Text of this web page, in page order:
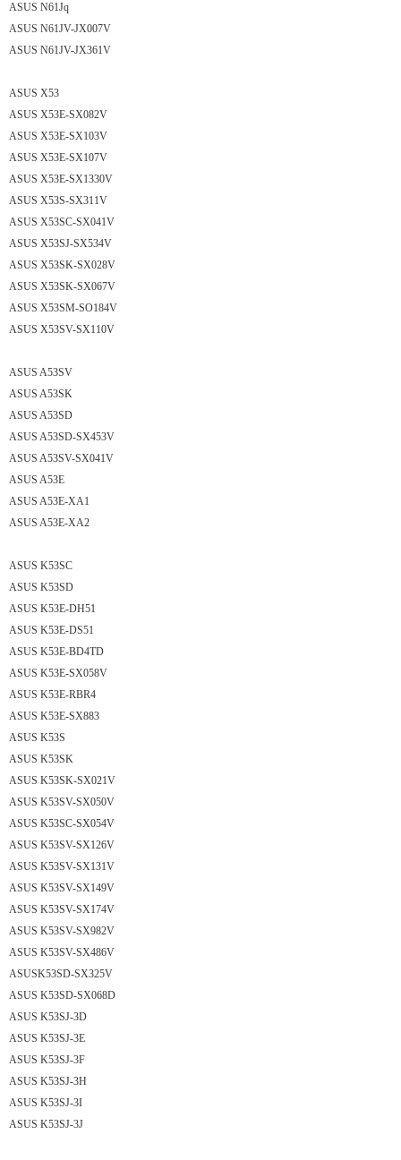
ASUS N61Jq
ASUS N61JV-JX007V
ASUS N61JV-JX361V
ASUS X53
ASUS X53E-SX082V
ASUS X53E-SX103V
ASUS X53E-SX107V
ASUS X53E-SX1330V
ASUS X53S-SX311V
ASUS X53SC-SX041V
ASUS X53SJ-SX534V
ASUS X53SK-SX028V
ASUS X53SK-SX067V
ASUS X53SM-SO184V
ASUS X53SV-SX110V
ASUS A53SV
ASUS A53SK
ASUS A53SD
ASUS A53SD-SX453V
ASUS A53SV-SX041V
ASUS A53E
ASUS A53E-XA1
ASUS A53E-XA2
ASUS K53SC
ASUS K53SD
ASUS K53E-DH51
ASUS K53E-DS51
ASUS K53E-BD4TD
ASUS K53E-SX058V
ASUS K53E-RBR4
ASUS K53E-SX883
ASUS K53S
ASUS K53SK
ASUS K53SK-SX021V
ASUS K53SV-SX050V
ASUS K53SC-SX054V
ASUS K53SV-SX126V
ASUS K53SV-SX131V
ASUS K53SV-SX149V
ASUS K53SV-SX174V
ASUS K53SV-SX982V
ASUS K53SV-SX486V
ASUSK53SD-SX325V
ASUS K53SD-SX068D
ASUS K53SJ-3D
ASUS K53SJ-3E
ASUS K53SJ-3F
ASUS K53SJ-3H
ASUS K53SJ-3I
ASUS K53SJ-3J